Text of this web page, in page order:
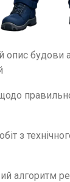
опис будови
з
алгоритм